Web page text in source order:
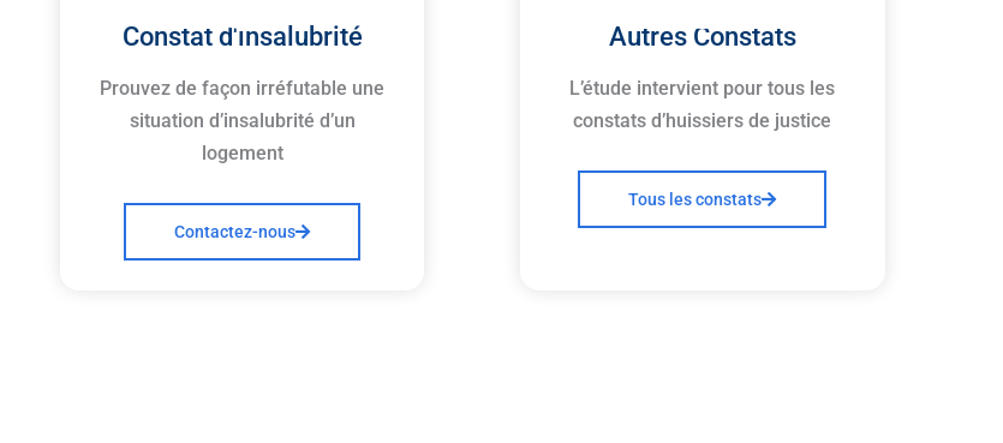
Constat d'insalubrité
Prouvez de façon irréfutable une
situation d’insalubrité d’un
logement
Contactez-nous
Autres Constats
L’étude intervient pour tous les
constats d’huissiers de justice
Tous les constats